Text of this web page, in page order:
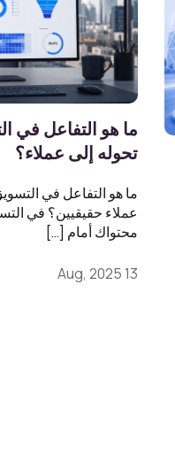
ما هو التفاعل في
تحوله إلى عملاء؟
ما هو التفاعل في
عملاء حقيقيين؟ في
محتواك أمام […]
13 Aug, 2025